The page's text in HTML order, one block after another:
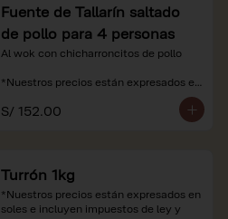
Fuente de Tallarín saltado
de pollo para 4 personas
Al wok con chicharroncitos de pollo
*Nuestros precios están expresados en
recargo al consumo.
S/ 152.00
Turrón 1kg
*Nuestros precios están expresados en
soles e incluyen impuestos de ley y